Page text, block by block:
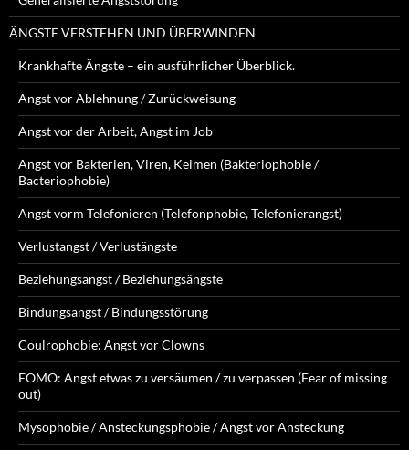
ÄNGSTE VERSTEHEN UND ÜBERWINDEN
Krankhafte Ängste – ein ausführlicher Überblick.
Angst vor Ablehnung / Zurückweisung
Angst vor der Arbeit, Angst im Job
Angst vor Bakterien, Viren, Keimen (Bakteriophobie /
Bacteriophobie)
Angst vorm Telefonieren (Telefonphobie, Telefonierangst)
Verlustangst / Verlustängste
Beziehungsangst / Beziehungsängste
Bindungsangst / Bindungsstörung
Coulrophobie: Angst vor Clowns
FOMO: Angst etwas zu versäumen / zu verpassen (Fear of missing
out)
Mysophobie / Ansteckungsphobie / Angst vor Ansteckung